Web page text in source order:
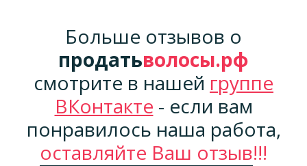
Больше отзывов о
продатьволосы.рф
смотрите в нашей группе
ВКонтакте - если вам
понравилось наша работа,
оставляйте Ваш отзыв!!!